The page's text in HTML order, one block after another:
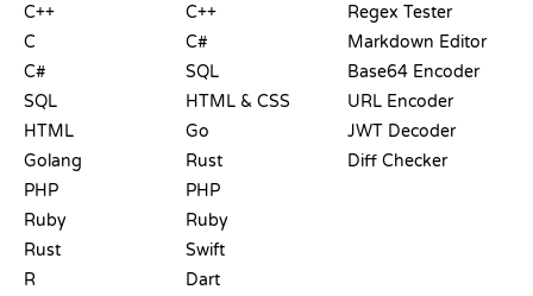
C++
C
C#
SQL
HTML
Golang
PHP
Ruby
Rust
R
C++
C#
SQL
HTML & CSS
Go
Rust
PHP
Ruby
Swift
Dart
Regex Tester
Markdown Editor
Base64 Encoder
URL Encoder
JWT Decoder
Diff Checker